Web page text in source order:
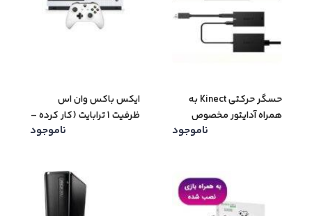
حسگر حرکتی Kinect به
همراه آداپتور مخصوص
Xbox One S (کارکرده –ناموجود
ایکس باکس وان اس
ظرفیت 1 ترابایت (کار کرده –
ناموجود